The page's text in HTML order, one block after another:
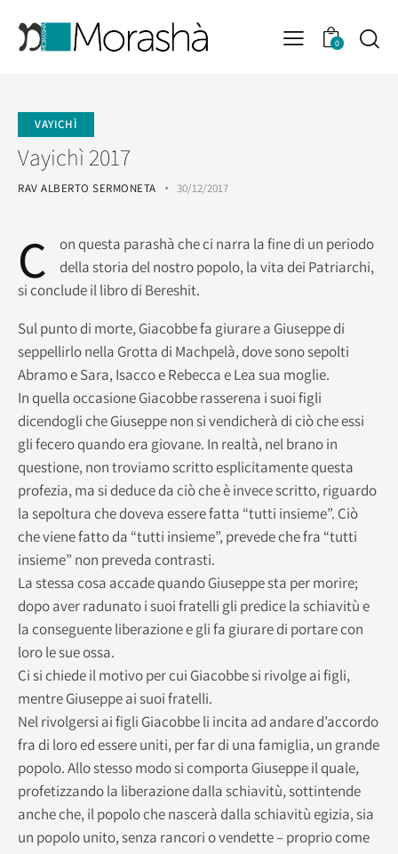
0
VAYICHÌ
Vayichì 2017
RAV ALBERTO SERMONETA 30/12/2017
C
on questa parashà che ci narra la fine di un periodo
della storia del nostro popolo, la vita dei Patriarchi,
si conclude il libro di Bereshit.
Sul punto di morte, Giacobbe fa giurare a Giuseppe di
seppellirlo nella Grotta di Machpelà, dove sono sepolti
Abramo e Sara, Isacco e Rebecca e Lea sua moglie.
In quella occasione Giacobbe rasserena i suoi figli
dicendogli che Giuseppe non si vendicherà di ciò che essi
gli fecero quando era giovane. In realtà, nel brano in
questione, non troviamo scritto esplicitamente questa
profezia, ma si deduce da ciò che è invece scritto, riguardo
la sepoltura che doveva essere fatta “tutti insieme”. Ciò
che viene fatto da “tutti insieme”, prevede che fra “tutti
insieme” non preveda contrasti.
La stessa cosa accade quando Giuseppe sta per morire;
dopo aver radunato i suoi fratelli gli predice la schiavitù e
la conseguente liberazione e gli fa giurare di portare con
loro le sue ossa.
Ci si chiede il motivo per cui Giacobbe si rivolge ai figli,
mentre Giuseppe ai suoi fratelli.
Nel rivolgersi ai figli Giacobbe li incita ad andare d’accordo
fra di loro ed essere uniti, per far di una famiglia, un grande
popolo. Allo stesso modo si comporta Giuseppe il quale,
profetizzando la liberazione dalla schiavitù, sottintende
anche che, il popolo che nascerà dalla schiavitù egizia, sia
un popolo unito, senza rancori o vendette – proprio come